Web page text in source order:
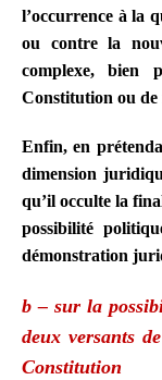
l’occurrence à la
ou contre la
complexe, bien
Constitution ou
Enfin, en
dimension
qu’il occulte la
possibilité
démonstration
b – sur la
deux versants
Constitution